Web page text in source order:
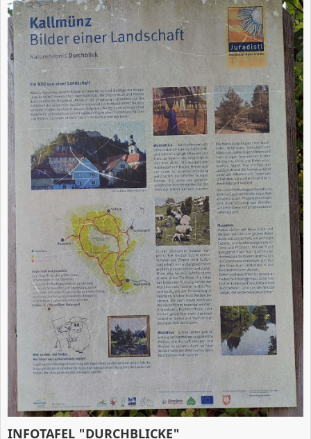
INFOTAFEL "DURCHBLICKE"